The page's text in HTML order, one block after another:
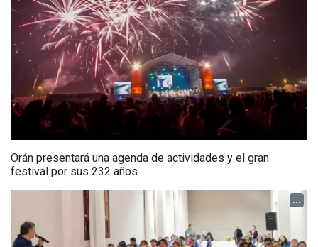
Orán presentará una agenda de actividades y el gran
festival por sus 232 años
...